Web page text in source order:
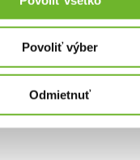
Povoliť výber
Odmietnuť
konečne